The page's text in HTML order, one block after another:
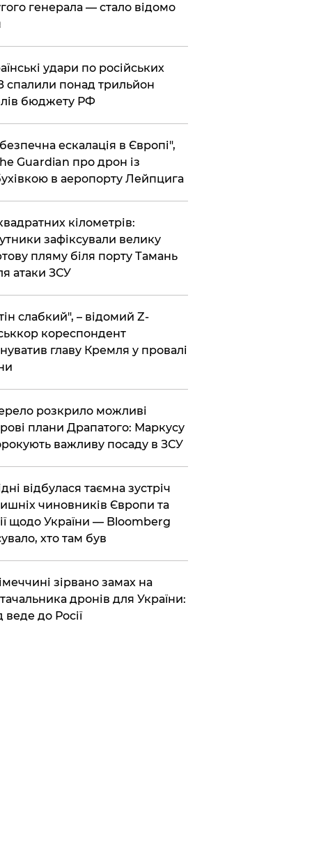
генерала — стало відомо
удари по російських
спалили понад трильйон
бюджету РФ
ескалація в Європі",
Guardian про дрон із
в аеропорту Лейпцига
кілометрів:
зафіксували велику
пляму біля порту Тамань
атаки ЗСУ
слабкий", – відомий Z-
кореспондент
главу Кремля у провалі
розкрило можливі
плани Драпатого: Маркусу
важливу посаду в ЗСУ
відбулася таємна зустріч
чиновників Європи та
щодо України — Bloomberg
хто там був
зірвано замах на
дронів для України:
веде до Росії